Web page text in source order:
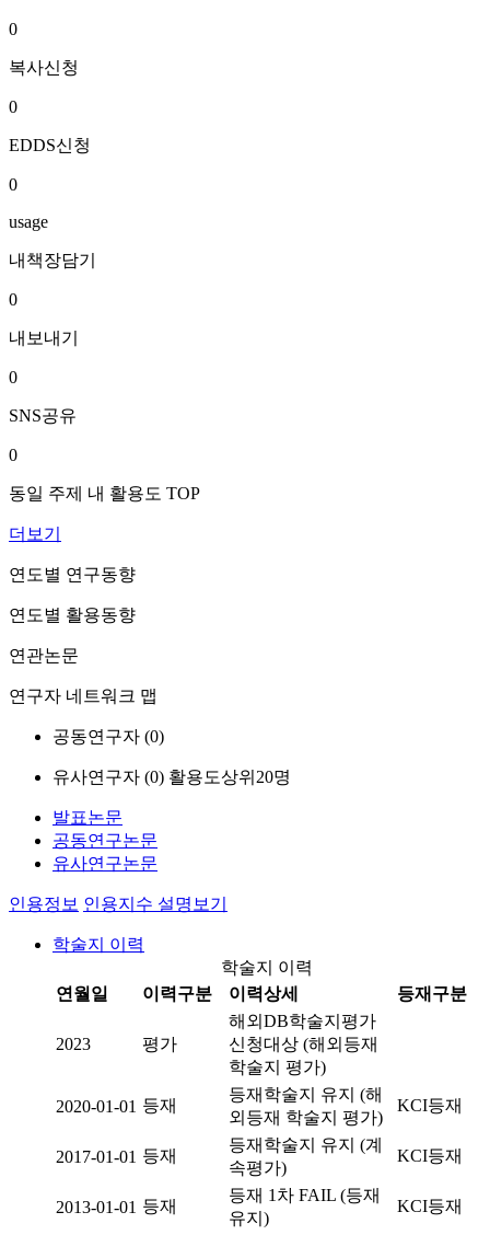
0
복사신청
0
EDDS신청
0
usage
내책장담기
0
내보내기
0
SNS공유
0
동일 주제 내 활용도 TOP
더보기
연도별 연구동향
연도별 활용동향
연관논문
연구자 네트워크 맵
공동연구자 (0)
유사연구자 (0) 활용도상위20명
발표논문
공동연구논문
유사연구논문
인용정보 인용지수 설명보기
학술지 이력
학술지 이력
연월일
이력구분 이력상세 등재구분
2023 평가
해외DB학술지평가
신청대상 (해외등재
학술지 평가)
2020-01-01 등재
등재학술지 유지 (해
외등재 학술지 평가)
KCI등재
2017-01-01 등재
등재학술지 유지 (계
속평가)
KCI등재
2013-01-01 등재
등재 1차 FAIL (등재
유지)
KCI등재